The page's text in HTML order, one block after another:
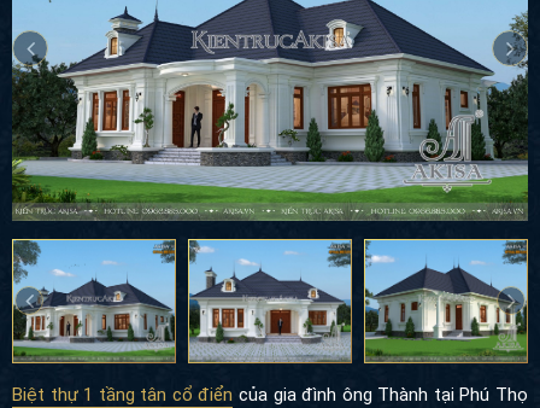
Biệt thự 1 tầng tân cổ điển của gia đình ông Thành tại Phú Thọ